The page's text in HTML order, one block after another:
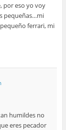
por eso yo voy
pequeñas…mi
ferrari, mi
humildes no
eres pecador